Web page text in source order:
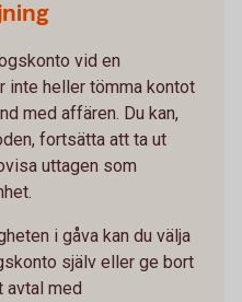
vid en
inte heller tömma kontot
med affären. Du kan,
fortsätta att ta ut
uttagen som
i gåva kan du välja
själv eller ge bort
med